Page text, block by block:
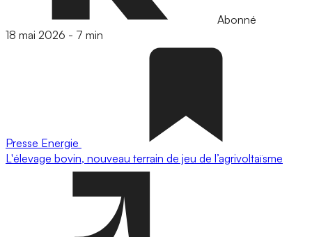
Abonné
18 mai 2026 - 7 min
Presse Energie
L'élevage bovin, nouveau terrain de jeu de l’agrivoltaïsme